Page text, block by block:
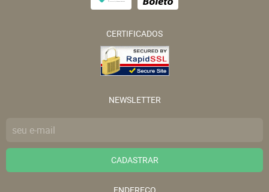
CERTIFICADOS
NEWSLETTER
CADASTRAR